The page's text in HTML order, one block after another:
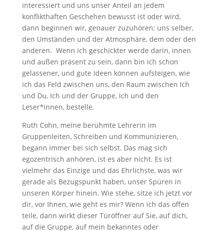
interessiert und uns unser Anteil an jedem
konflikthaften Geschehen bewusst ist oder wird,
dann beginnen wir, genauer zuzuhören: uns selber,
den Umständen und der Atmosphäre, dem oder den
anderen. Wenn ich geschickter werde darin, innen
und außen präsent zu sein, dann bin ich schon
gelassener, und gute Ideen können aufsteigen, wie
ich das Feld zwischen uns, den Raum zwischen Ich
und Du, Ich und der Gruppe, Ich und den
Leser*innen, bestelle.
Ruth Cohn, meine berühmte Lehrerin im
Gruppenleiten, Schreiben und Kommunizieren,
begann immer bei sich selbst. Das mag sich
egozentrisch anhören, ist es aber nicht. Es ist
vielmehr das Einzige und das Ehrlichste, was wir
gerade als Bezugspunkt haben, unser Spüren in
unseren Körper hinein. Wie stehe, sitze ich jetzt vor
dir, vor Ihnen, wie geht es mir? Wenn ich das offen
teile, dann wirkt dieser Türöffner auf Sie, auf dich,
auf die Gruppe, auf mein bekanntes oder